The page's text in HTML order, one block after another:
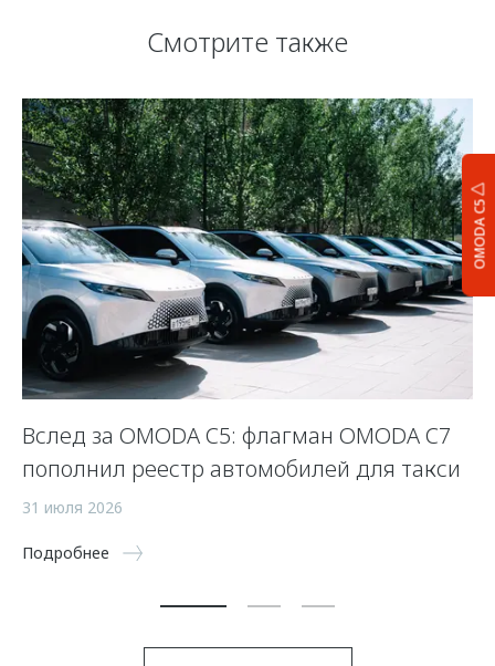
OMODA C5
Смотрите также
Вслед за OMODA C5: флагман OMODA C7
пополнил реестр автомобилей для такси
31 июля 2026
Подробнее